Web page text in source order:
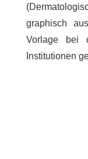
graphisch
Vorlage bei
Institutionen